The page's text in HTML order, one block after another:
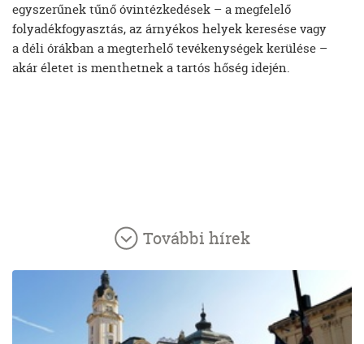
egyszerűnek tűnő óvintézkedések – a megfelelő
folyadékfogyasztás, az árnyékos helyek keresése vagy
a déli órákban a megterhelő tevékenységek kerülése –
akár életet is menthetnek a tartós hőség idején.
További hírek